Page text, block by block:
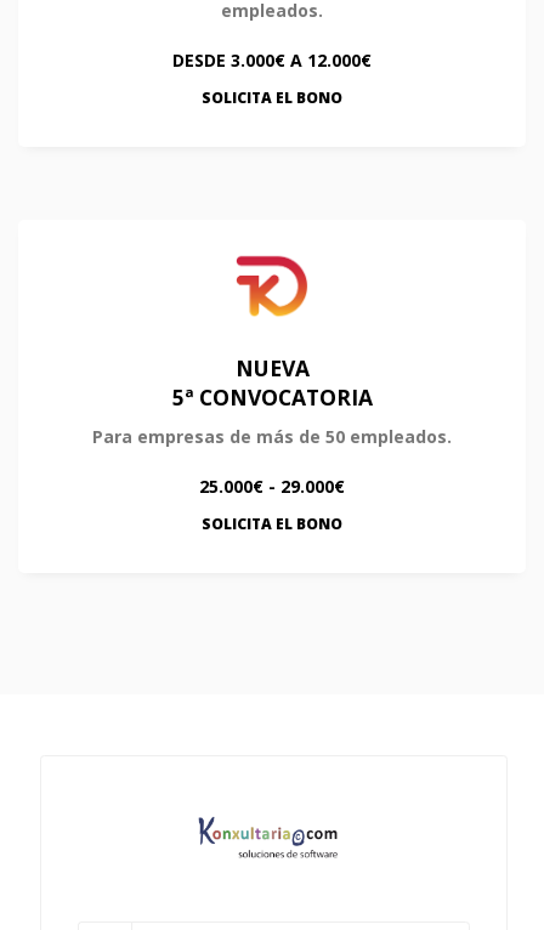
empleados.
DESDE 3.000€ A 12.000€
SOLICITA EL BONO
NUEVA
5ª CONVOCATORIA
Para empresas de más de 50 empleados.
25.000€ - 29.000€
SOLICITA EL BONO